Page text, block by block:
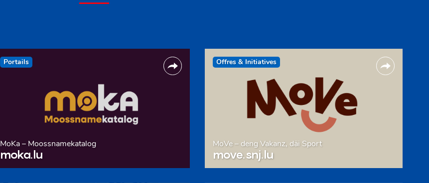
Portails
MoKa – Moossnamekatalog
moka.lu
Offres & Initiatives
MoVe – deng Vakanz, däi Sport
move.snj.lu